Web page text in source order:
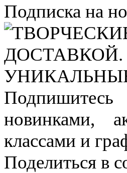
Подписка на
новинками,
классами и
Поделиться в